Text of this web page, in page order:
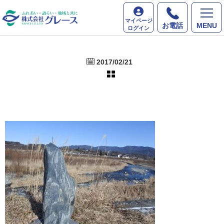
MENU
お電話
マイページ
ログイン
ホーム 最新情報
2017/02/21